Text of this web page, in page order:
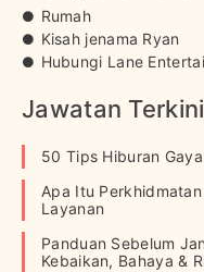
Rumah
Kisah jenama Ryan
Hubungi Lane
Jawatan Terkini
50 Tips Hiburan
Apa Itu
Layanan
Panduan Sebelum
Kebaikan, Bahaya &